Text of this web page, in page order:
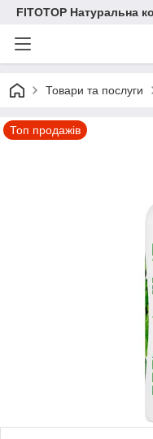
FITOTOP Натуральна
Товари та послуги
Топ продажів